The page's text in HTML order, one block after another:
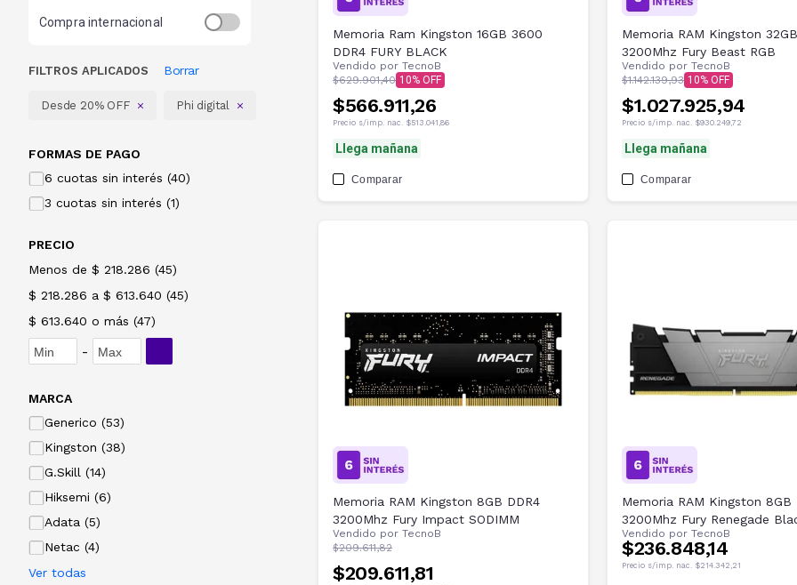
Compra internacional
FILTROS APLICADOS Borrar
Desde 20% OFF Phi digital
FORMAS DE PAGO
6 cuotas sin interés (40)
3 cuotas sin interés (1)
PRECIO
Menos de $ 218.286 (45)
$ 218.286 a $ 613.640 (45)
$ 613.640 o más (47)
-
MARCA
Generico (53)
Kingston (38)
G.Skill (14)
Hiksemi (6)
Adata (5)
Netac (4)
Ver todas
Memoria Ram Kingston 16GB 3600
DDR4 FURY BLACK
Vendido por TecnoB
$629.901,40 10
$566.911,26
Precio s/imp. nac. $513.041,86
Llega mañana
Comparar
Memoria RAM Kingston
3200Mhz Fury Beast RGB
Vendido por TecnoB
$1.142.139,93 10
$1.027.925,94
Precio s/imp. nac. $930.249,72
Llega mañana
Comparar
Memoria RAM Kingston 8GB DDR4
3200Mhz Fury Impact SODIMM
Vendido por TecnoB
$209.611,82
$209.611,81
Memoria RAM Kingston 8GB
3200Mhz Fury Renegade
Vendido por TecnoB
$236.848,14
Precio s/imp. nac. $214.342,21